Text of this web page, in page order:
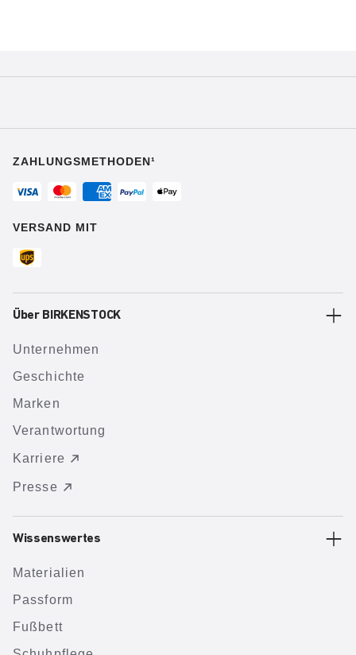
ZAHLUNGSMETHODEN¹
VERSAND MIT
Über BIRKENSTOCK
Unternehmen
Geschichte
Marken
Verantwortung
Karriere
Presse
Wissenswertes
Materialien
Passform
Fußbett